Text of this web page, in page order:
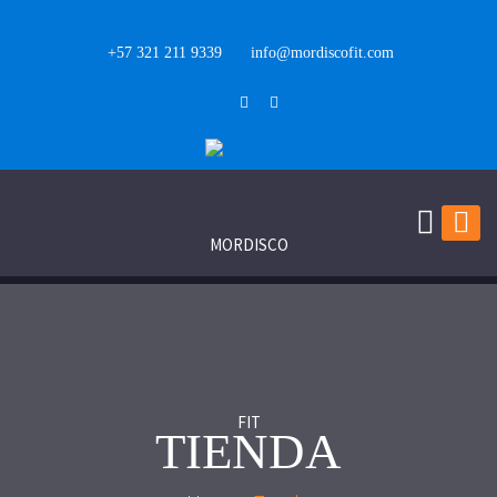
+57 321 211 9339 info@mordiscofit.com
TIENDA